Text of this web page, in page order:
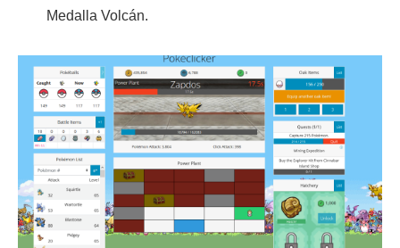
Medalla Volcán.